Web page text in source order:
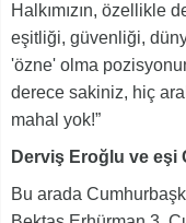
Halkımızın, özellikle
eşitliği, güvenliği,
'özne' olma
derece sakiniz, hiç
mahal yok!”
Derviş Eroğlu ve eşi
Bu arada